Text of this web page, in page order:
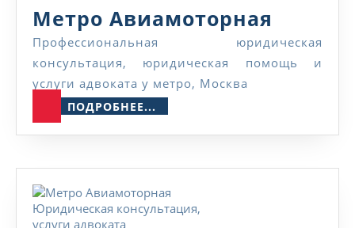
Метро Авиамоторная
Профессиональная юридическая
консультация, юридическая помощь и
услуги адвоката у метро, Москва
ПОДРОБНЕЕ...